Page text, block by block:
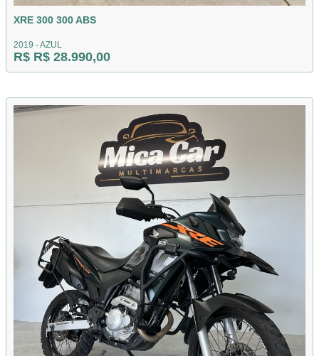
XRE 300 300 ABS
2019 - AZUL
R$ R$ 28.990,00